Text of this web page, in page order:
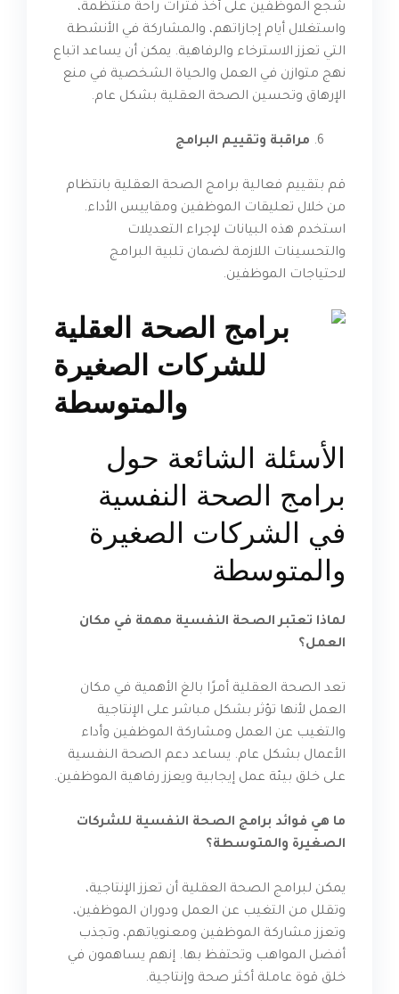
شجع الموظفين على أخذ فترات راحة منتظمة،
واستغلال أيام إجازاتهم، والمشاركة في الأنشطة
التي تعزز الاسترخاء والرفاهية. يمكن أن يساعد اتباع
نهج متوازن في العمل والحياة الشخصية في منع
الإرهاق وتحسين الصحة العقلية بشكل عام.
مراقبة وتقييم البرامج
قم بتقييم فعالية برامج الصحة العقلية بانتظام
من خلال تعليقات الموظفين ومقاييس الأداء.
استخدم هذه البيانات لإجراء التعديلات
والتحسينات اللازمة لضمان تلبية البرامج
لاحتياجات الموظفين.
الأسئلة الشائعة حول
برامج الصحة النفسية
في الشركات الصغيرة
والمتوسطة
لماذا تعتبر الصحة النفسية مهمة في مكان
العمل؟
تعد الصحة العقلية أمرًا بالغ الأهمية في مكان
العمل لأنها تؤثر بشكل مباشر على الإنتاجية
والتغيب عن العمل ومشاركة الموظفين وأداء
الأعمال بشكل عام. يساعد دعم الصحة النفسية
على خلق بيئة عمل إيجابية ويعزز رفاهية الموظفين.
ما هي فوائد برامج الصحة النفسية للشركات
الصغيرة والمتوسطة؟
يمكن لبرامج الصحة العقلية أن تعزز الإنتاجية،
وتقلل من التغيب عن العمل ودوران الموظفين،
وتعزز مشاركة الموظفين ومعنوياتهم، وتجذب
أفضل المواهب وتحتفظ بها. إنهم يساهمون في
خلق قوة عاملة أكثر صحة وإنتاجية.